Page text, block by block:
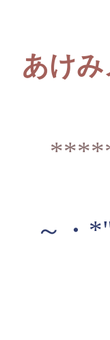
あけ
～・